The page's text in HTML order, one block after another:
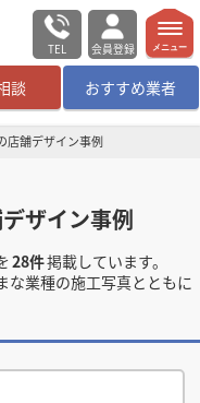
TEL 会員登録
談 おすすめ業者
ログイン／会員登録
メニュー
店舗デザイン事例
ザイン事例
28件掲載しています。
な業種の施工写真とともに